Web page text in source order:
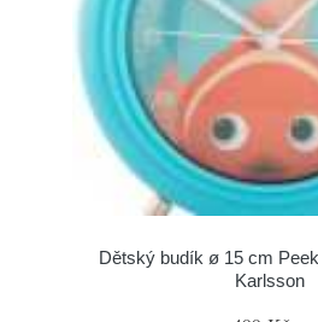
Dětský budík ø 15 cm
Karlsson